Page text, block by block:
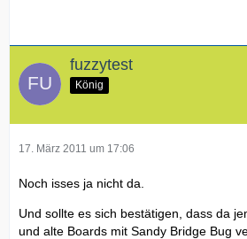
fuzzytest
König
17. März 2011 um 17:06
Noch isses ja nicht da.
Und sollte es sich bestätigen, dass da
und alte Boards mit Sandy Bridge Bug